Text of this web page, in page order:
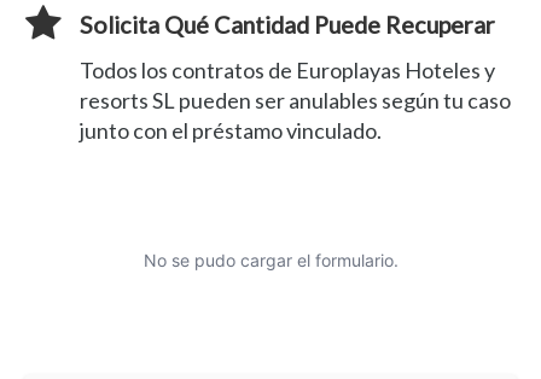
Solicita Qué Cantidad Puede Recuperar
Todos los contratos de Europlayas Hoteles y
resorts SL pueden ser anulables según tu caso
junto con el préstamo vinculado.
No se pudo cargar el formulario.